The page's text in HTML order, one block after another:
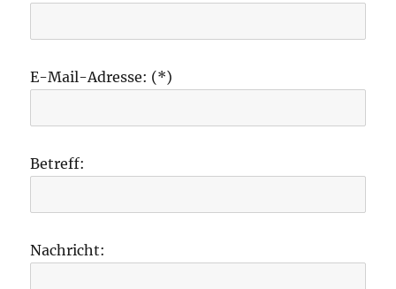
E-Mail-Adresse: (*)
Betreff:
Nachricht: